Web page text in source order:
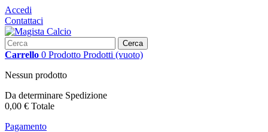
Accedi
Contattaci
Cerca
Carrello 0 Prodotto Prodotti (vuoto)
Nessun prodotto
Da determinare Spedizione
0,00 € Totale
Pagamento